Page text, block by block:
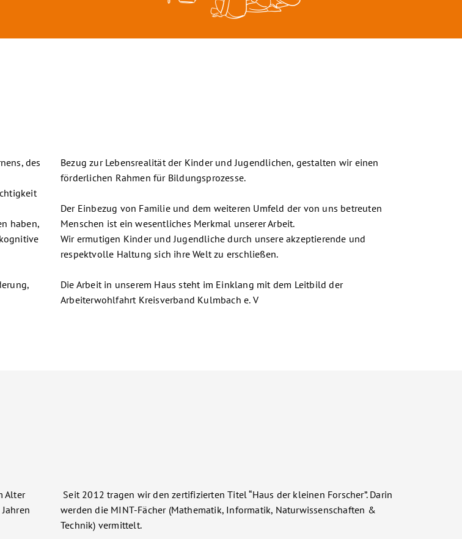
des
haben,
Bezug zur Lebensrealität der Kinder und Jugendlichen, gestalten wir einen
förderlichen Rahmen für Bildungsprozesse.
Der Einbezug von Familie und dem weiteren Umfeld der von uns betreuten
Menschen ist ein wesentliches Merkmal unserer Arbeit.
Wir ermutigen Kinder und Jugendliche durch unsere akzeptierende und
respektvolle Haltung sich ihre Welt zu erschließen.
Die Arbeit in unserem Haus steht im Einklang mit dem Leitbild der
Arbeiterwohlfahrt Kreisverband Kulmbach e. V
Alter
Seit 2012 tragen wir den zertifizierten Titel “Haus der kleinen Forscher”. Darin
werden die MINT-Fächer (Mathematik, Informatik, Naturwissenschaften &
Technik) vermittelt.